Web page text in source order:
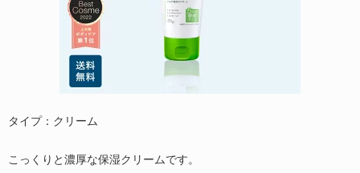
タイプ：クリーム
こっくりと濃厚な保湿クリームです。